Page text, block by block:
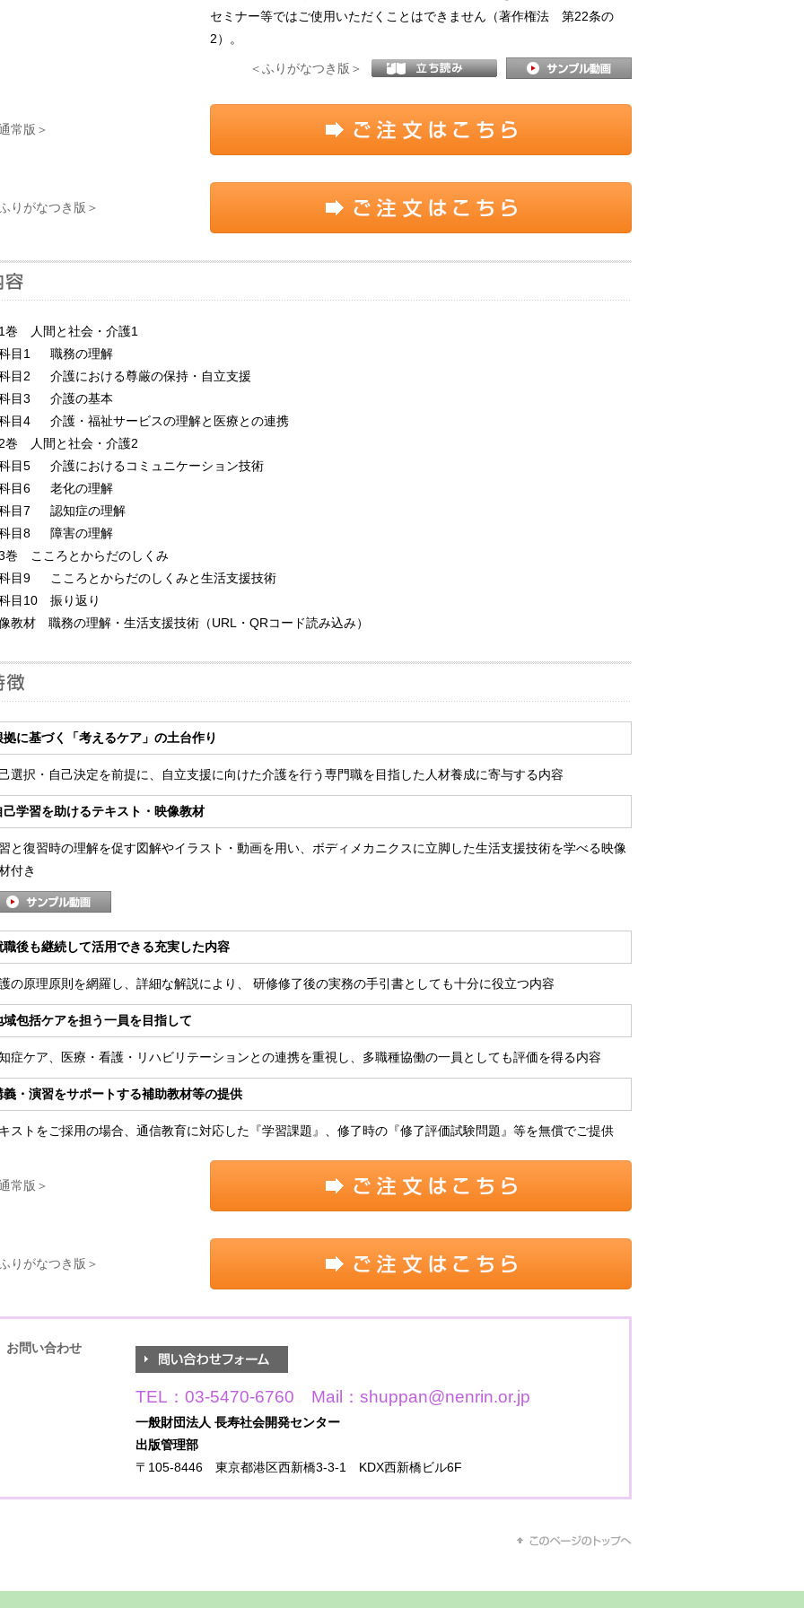
セミナー等ではご使用いただくことはできません（著作権法 第22条の
2）。
＜ふりがなつき版＞
常版＞
りがなつき版＞
巻 人間と社会・介護1
目1 職務の理解
目2 介護における尊厳の保持・自立支援
目3 介護の基本
目4 介護・福祉サービスの理解と医療との連携
巻 人間と社会・介護2
目5 介護におけるコミュニケーション技術
目6 老化の理解
目7 認知症の理解
目8 障害の理解
巻 こころとからだのしくみ
目9 こころとからだのしくみと生活支援技術
目10 振り返り
教材 職務の理解・生活支援技術（URL・QRコード読み込み）
拠に基づく「考えるケア」の土台作り
選択・自己決定を前提に、自立支援に向けた介護を行う専門職を目指した人材養成に寄与する内容
己学習を助けるテキスト・映像教材
と復習時の理解を促す図解やイラスト・動画を用い、ボディメカニクスに立脚した生活支援技術を学べる映像
付き
職後も継続して活用できる充実した内容
の原理原則を網羅し、詳細な解説により、 研修修了後の実務の手引書としても十分に役立つ内容
域包括ケアを担う一員を目指して
症ケア、医療・看護・リハビリテーションとの連携を重視し、多職種協働の一員としても評価を得る内容
義・演習をサポートする補助教材等の提供
ストをご採用の場合、通信教育に対応した『学習課題』、修了時の『修了評価試験問題』等を無償でご提供
常版＞
りがなつき版＞
お問い合わせ
TEL：03-5470-6760 Mail：shuppan@nenrin.or.jp
一般財団法人 長寿社会開発センター
出版管理部
〒105-8446 東京都港区西新橋3-3-1 KDX西新橋ビル6F